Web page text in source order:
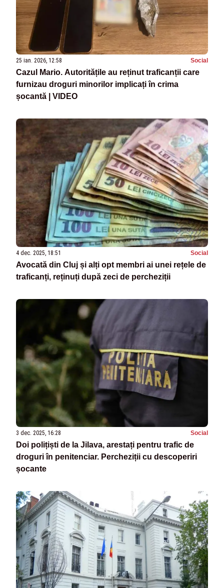
25 ian. 2026, 12:58 Social
Cazul Mario. Autoritățile au reținut traficanții care
furnizau droguri minorilor implicați în crima
șocantă | VIDEO
4 dec. 2025, 18:51 Social
Avocată din Cluj și alți opt membri ai unei rețele de
traficanți, reținuți după zeci de percheziții
3 dec. 2025, 16:28 Social
Doi polițiști de la Jilava, arestați pentru trafic de
droguri în penitenciar. Percheziții cu descoperiri
șocante